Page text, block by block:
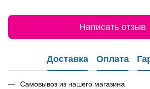
Написать отзыв
Доставка Оплата
Самовывоз из нашего магазина